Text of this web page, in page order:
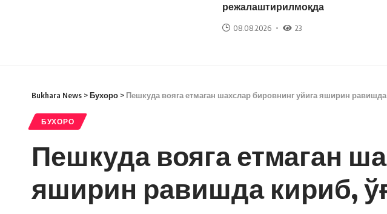
режалаштирилмоқда
08.08.2026 23
Bukhara News >Бухоро > Пешкуда вояга етмаган шахслар бировнинг уйига яширин
БУХОРО
Пешкуда вояга етмаган
яширин равишда кириб,